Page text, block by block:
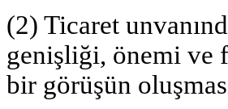
(2) Ticaret
genişliği, önemi ve
bir görüşün